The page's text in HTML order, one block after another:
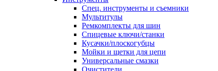
Спец. инструменты и съемники
Мультитулы
Ремкомплекты для шин
Спицевые ключи/станки
Кусачки/плоскогубцы
Мойки и щетки для цепи
Универсальные смазки
Очистители